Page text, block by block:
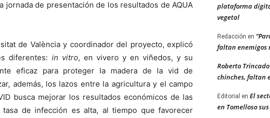
de presentación de los resultados de AQUA
de València y coordinador del proyecto, explicó
diferentes: in vitro, en vivero y en viñedos, y su
eficaz para proteger la madera de la vid de
además, los lazos entre la agricultura y el campo
busca mejorar los resultados económicos de las
de infección es alta, al tiempo que favorecer
plataforma
vegetal
Redacción en
faltan enemigos
Roberto Trincado
chinches, faltan
Editorial en El
en Tomelloso